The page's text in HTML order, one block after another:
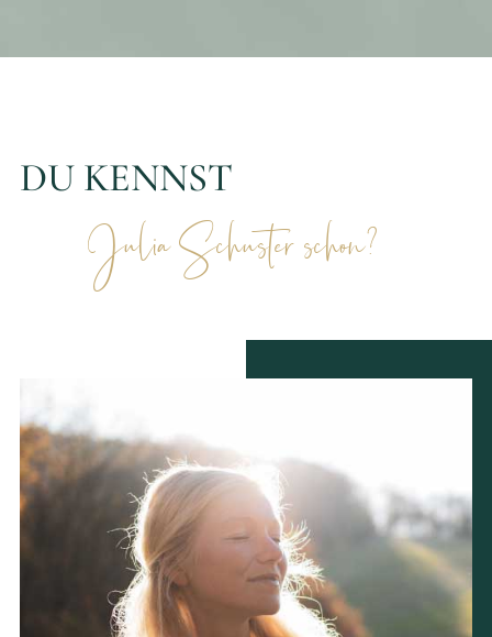
DU KENNST
Julia Schuster schon?